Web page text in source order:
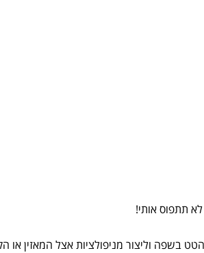
תתפוס אותי!
בשפה וליצור מניפולציות אצל המאזין או